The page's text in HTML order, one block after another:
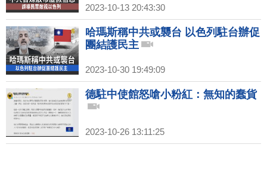
2023-10-13 20:43:30
哈瑪斯稱中共或襲台 以色列駐台辦促
團結護民主
2023-10-30 19:49:09
德駐中使館怒嗆小粉紅：無知的蠢貨
2023-10-26 13:11:25